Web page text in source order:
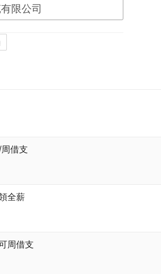
限公司
借支
全薪
周借支